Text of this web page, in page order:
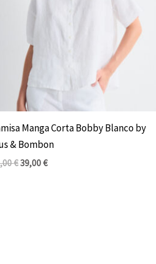
Manga Corta Bobby Blanco by
& Bombon
€39,00€